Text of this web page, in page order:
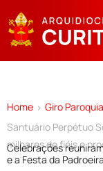
Home > Giro
Santuário Perpétuo
milhares de fiéis e
Celebrações
e a Festa da